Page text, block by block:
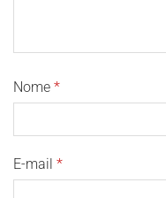
Nome *
E-mail *